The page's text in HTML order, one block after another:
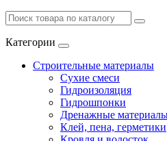
Категории
Строительные материалы
Сухие смеси
Гидроизоляция
Гидрошпонки
Дренажные
Клей, пена, герметики